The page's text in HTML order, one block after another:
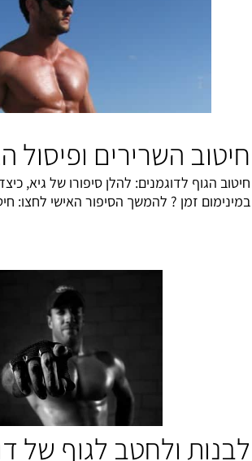
חיטוב השרירים ופיסול
חיטוב הגוף לדוגמנים: להלן סיפורו של גיא,
במינימום זמן ? להמשך הסיפור האישי לחצו:
לבנות ולחטב לגוף של